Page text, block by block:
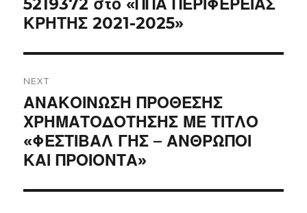
5219372 στο «ΠΠΑ ΠΕΡΙΦΕΡΕΙΑΣ
ΚΡΗΤΗΣ 2021-2025»
NEXT
Next
post:
ΑΝΑΚΟΙΝΩΣΗ ΠΡΟΘΕΣΗΣ
ΧΡΗΜΑΤΟΔΟΤΗΣΗΣ ΜΕ ΤΙΤΛΟ
«ΦΕΣΤΙΒΑΛ ΓΗΣ – ΑΝΘΡΩΠΟΙ
ΚΑΙ ΠΡΟΙΟΝΤΑ»